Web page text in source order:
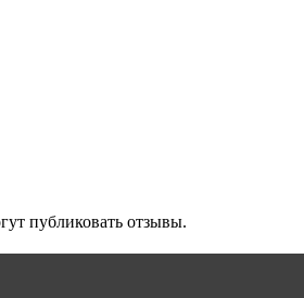
публиковать отзывы.